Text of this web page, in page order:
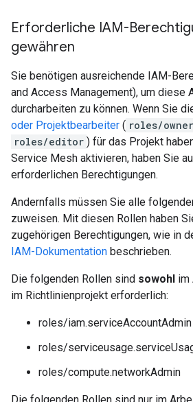
Erforderliche IAM-
gewähren
Sie benötigen ausreichende IAM-
and Access Management), um diese
durcharbeiten zu können. Wenn Sie
oder Projektbearbeiter ( roles/owner
roles/editor ) für das Projekt
Service Mesh aktivieren, haben Sie
erforderlichen Berechtigungen.
Andernfalls müssen Sie alle
zuweisen. Mit diesen Rollen haben
zugehörigen Berechtigungen, wie in
IAM-Dokumentation beschrieben.
Die folgenden Rollen sind sowohl im
im Richtlinienprojekt erforderlich:
roles/iam.serviceAccountAdmin
roles/
roles/compute.networkAdmin